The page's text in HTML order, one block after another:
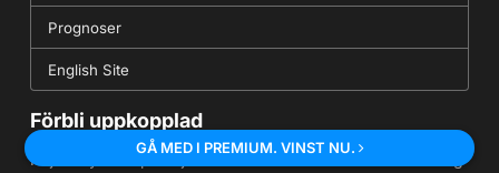
Prognoser
English Site
Förbli uppkopplad
Följ FootyStats på följande kanaler för att se till att du aldrig
GÅ MED I PREMIUM. VINST NU.